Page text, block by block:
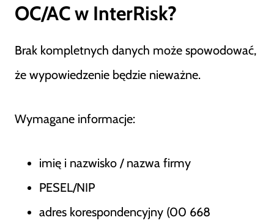
OC/AC w InterRisk?
Brak kompletnych danych może spowodować,
że wypowiedzenie będzie nieważne.
Wymagane informacje:
imię i nazwisko / nazwa firmy
PESEL/NIP
adres korespondencyjny (00 668